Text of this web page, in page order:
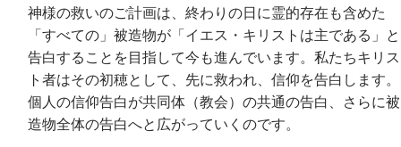
神様の救いのご計画は、終わりの日に霊的存在も含めた
「すべての」被造物が「イエス・キリストは主である」と
告白することを目指して今も進んでいます。私たちキリス
ト者はその初穂として、先に救われ、信仰を告白します。
個人の信仰告白が共同体（教会）の共通の告白、さらに被
造物全体の告白へと広がっていくのです。